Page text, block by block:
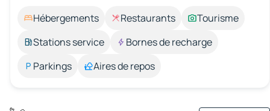
Hébergements Restaurants
Tourisme
Stations service
Bornes de recharge
Parkings
Aires de repos